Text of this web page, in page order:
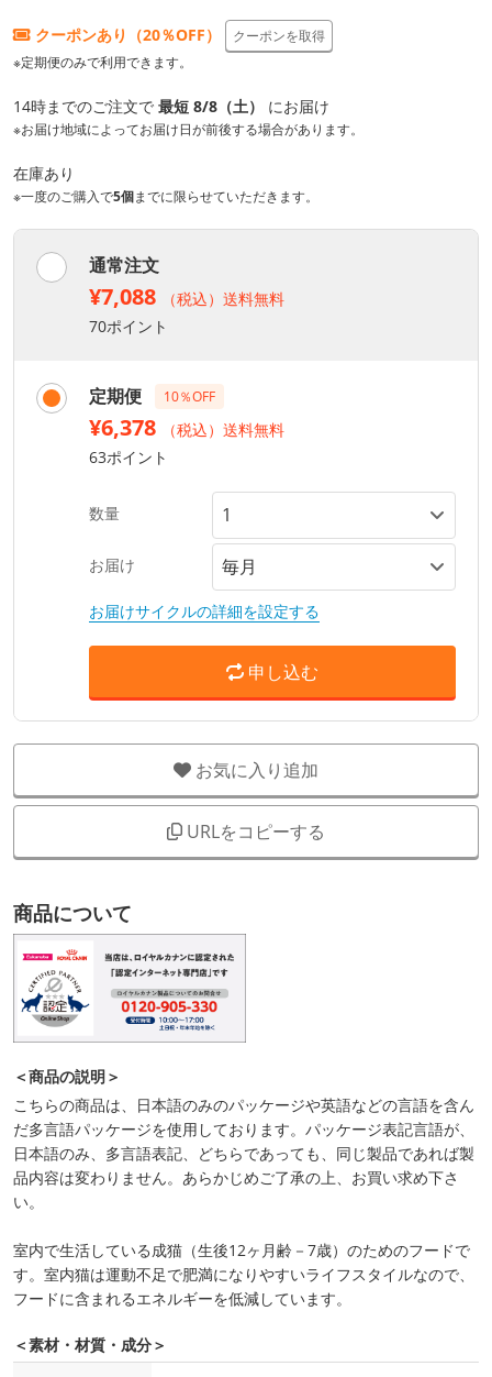
クーポンあり（20％OFF）
クーポンを取得
※定期便のみで利用できます。
14時までのご注文で 最短 8/8（土） にお届け
※お届け地域によってお届け日が前後する場合があります。
在庫あり
※一度のご購入で5個までに限らせていただきます。
通常注文
¥7,088
（税込）送料無料
70ポイント
定期便 10％OFF
¥6,378
（税込）送料無料
63ポイント
数量
お届け
お届けサイクルの詳細を設定する
申し込む
お気に入り追加
URLをコピーする
商品について
＜商品の説明＞
こちらの商品は、日本語のみのパッケージや英語などの言語を含ん
だ多言語パッケージを使用しております。パッケージ表記言語が、
日本語のみ、多言語表記、どちらであっても、同じ製品であれば製
品内容は変わりません。あらかじめご了承の上、お買い求め下さ
い。
室内で生活している成猫（生後12ヶ月齢－7歳）のためのフードで
す。室内猫は運動不足で肥満になりやすいライフスタイルなので、
フードに含まれるエネルギーを低減しています。
＜素材・材質・成分＞